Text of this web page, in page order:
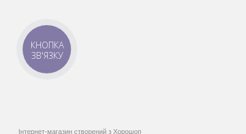
Інтернет-магазин створений з Хорошоп
КНОПКА
ЗВ'ЯЗКУ